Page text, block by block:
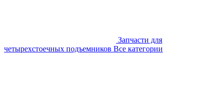
Запчасти для
четырехстоечных подъемников Все категории